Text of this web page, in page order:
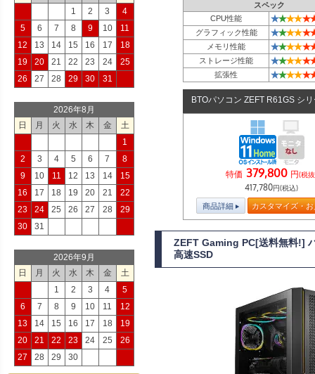
スペック
CPU性能
★★★★★
グラフィック性能 ★★★★★
メモリ性能 ★★★★★
ストレージ性能 ★★★★★
拡張性 ★★★★★
BTOパソコン ZEFT R61GS シ
特価 379,800 円(税
417,780円(税込)
商品詳細 カスタマイズ・
ZEFT Gaming PC[送料無料!]
高速SSD
1
2 3
4
5
6 7 8 9 10
11
12
13 14 15 16 17
18
19
20 21 22 23 24
25
26
27 28 29 30 31
2026年8月
日
月 火 水 木 金
土
1
2
3 4 5 6 7
8
9
10 11 12 13 14
15
16
17 18 19 20 21
22
23
24 25 26 27 28
29
30
31
2026年9月
日
月 火 水 木 金
土
1
2 3 4
5
6
7 8 9 10 11
12
13
14 15 16 17 18
19
20
21 22 23 24 25
26
27
28 29 30